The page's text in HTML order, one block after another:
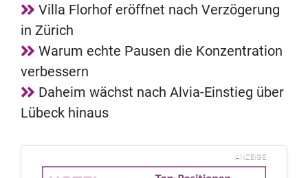
Villa Florhof eröffnet nach Verzögerung
in Zürich
Warum echte Pausen die Konzentration
verbessern
Daheim wächst nach Alvia-Einstieg über
Lübeck hinaus
ANZEIGE